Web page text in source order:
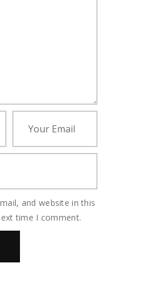
and website in this
time I comment.